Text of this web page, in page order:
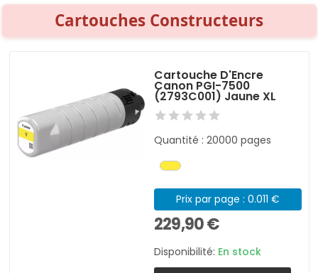
Cartouches Constructeurs
Cartouche D'Encre
Canon PGI-7500
(2793C001) Jaune XL
Quantité : 20000 pages
Prix par page : 0.011 €
229,90 €
Disponibilité: En stock